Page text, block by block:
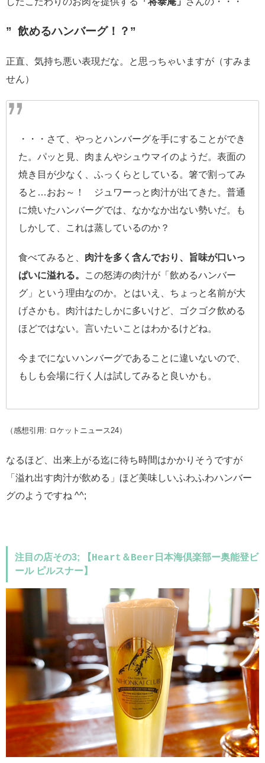
” 飲めるハンバーグ！？”
正直、気持ち悪い表現だな。と思っちゃいますが（すみま
せん）
・・・さて、やっとハンバーグを手にすることができ
た。パッと見、肉まんやシュウマイのようだ。表面の
焼き目が少なく、ふっくらとしている。箸で割ってみ
ると…おお～！ ジュワーっと肉汁が出てきた。普通
に焼いたハンバーグでは、なかなか出ない勢いだ。も
しかして、これは蒸しているのか？
食べてみると、 肉汁を多く含んでおり、旨味が口いっ
ぱいに溢れる。
この怒涛の肉汁が「飲めるハンバー
グ」という理由なのか。とはいえ、ちょっと名前が大
げさかも。肉汁はたしかに多いけど、ゴクゴク飲める
ほどではない。言いたいことはわかるけどね。
今までにないハンバーグであることに違いないので、
もしも会場に行く人は試してみると良いかも。
（感想引用: ロケットニュース24）
なるほど、出来上がる迄に待ち時間はかかりそうですが
「溢れ出す肉汁が飲める」ほど美味しいふわふわハンバー
グのようですね ^^;
注目の店その3; 【Heart ＆Beer 日本海倶楽部ー奥能登ビ
ール ピルスナー】